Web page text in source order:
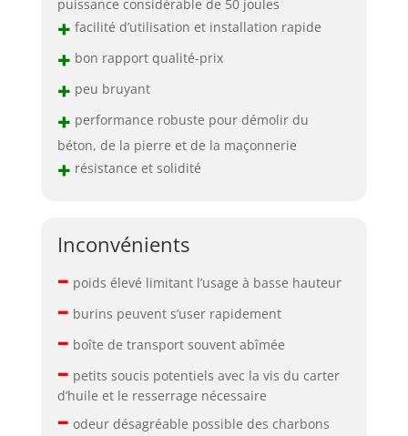
puissance considérable de 50 joules
+ facilité d’utilisation et installation rapide
+ bon rapport qualité-prix
+ peu bruyant
+ performance robuste pour démolir du
béton, de la pierre et de la maçonnerie
+ résistance et solidité
Inconvénients
– poids élevé limitant l’usage à basse hauteur
– burins peuvent s’user rapidement
– boîte de transport souvent abîmée
– petits soucis potentiels avec la vis du carter
d’huile et le resserrage nécessaire
– odeur désagréable possible des charbons